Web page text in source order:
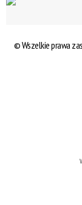
© Wszelkie prawa